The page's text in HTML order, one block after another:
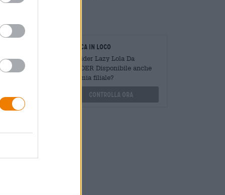
Verifica in loco
È Decider Lazy Lola Da
DECIDER Disponibile anche
nella mia filiale?
Controlla ora